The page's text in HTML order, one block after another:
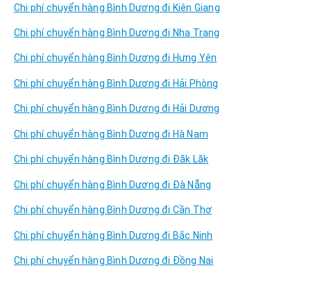
Chi phí chuyển hàng Bình Dương đi Kiên Giang
Chi phí chuyển hàng Bình Dương đi Nha Trang
Chi phí chuyển hàng Bình Dương đi Hưng Yên
Chi phí chuyển hàng Bình Dương đi Hải Phòng
Chi phí chuyển hàng Bình Dương đi Hải Dương
Chi phí chuyển hàng Bình Dương đi Hà Nam
Chi phí chuyển hàng Bình Dương đi Đăk Lăk
Chi phí chuyển hàng Bình Dương đi Đà Nẵng
Chi phí chuyển hàng Bình Dương đi Cần Thơ
Chi phí chuyển hàng Bình Dương đi Bắc Ninh
Chi phí chuyển hàng Bình Dương đi Đồng Nai